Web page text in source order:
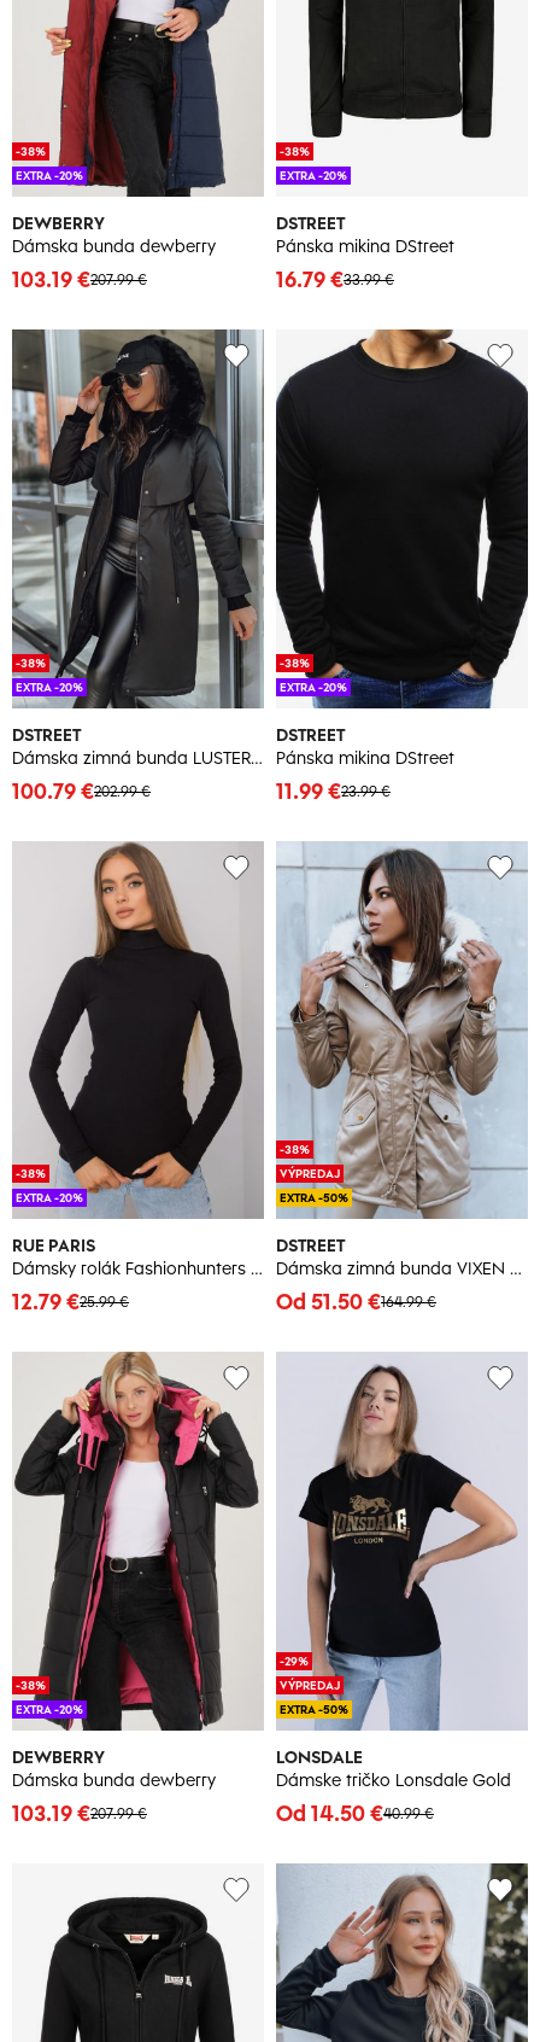
DEWBERRY
Dámska bunda dewberry
207.99 €
103.19 €
-38%
EXTRA -20%
DSTREET
Pánska mikina DStreet
33.99 €
16.79 €
-38%
EXTRA -20%
DSTREET
Dámska zimná bunda LUSTER Farba čierna DSTREET
202.99 €
100.79 €
-38%
EXTRA -20%
DSTREET
Pánska mikina DStreet
23.99 €
11.99 €
-38%
EXTRA -20%
RUE PARIS
Dámsky rolák Fashionhunters Ribbed
25.99 €
12.79 €
-38%
EXTRA -20%
DSTREET
Dámska zimná bunda VIXEN Farba béžová DSTREET
164.99 €
Od 51.50 €
-38%
VÝPREDAJ
EXTRA -50%
DEWBERRY
Dámska bunda dewberry
207.99 €
103.19 €
-38%
EXTRA -20%
LONSDALE
Dámske tričko Lonsdale Gold
40.99 €
Od 14.50 €
-29%
VÝPREDAJ
EXTRA -50%